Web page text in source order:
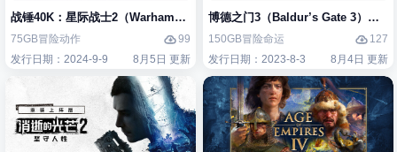
战锤40K：星际战士2（Warhammer 40,000: Space Marine 2）免安装中文
75GB冒险动作
99
发行日期：2024-9-9
8月5日 更新
博德之门3（Baldur’s Gate 3）免安
150GB冒险命运
127
发行日期：2023-8-3
8月4日 更新